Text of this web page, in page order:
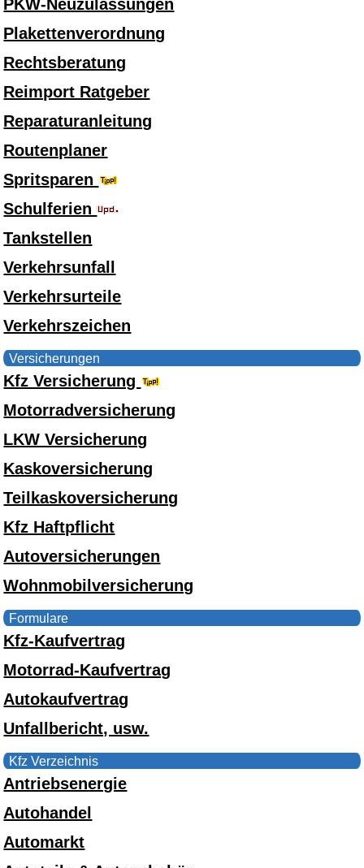
PKW-Neuzulassungen
Plakettenverordnung
Rechtsberatung
Reimport Ratgeber
Reparaturanleitung
Routenplaner
Spritsparen
Schulferien
Tankstellen
Verkehrsunfall
Verkehrsurteile
Verkehrszeichen
Versicherungen
Kfz Versicherung
Motorradversicherung
LKW Versicherung
Kaskoversicherung
Teilkaskoversicherung
Kfz Haftpflicht
Autoversicherungen
Wohnmobilversicherung
Formulare
Kfz-Kaufvertrag
Motorrad-Kaufvertrag
Autokaufvertrag
Unfallbericht, usw.
Kfz Verzeichnis
Antriebsenergie
Autohandel
Automarkt